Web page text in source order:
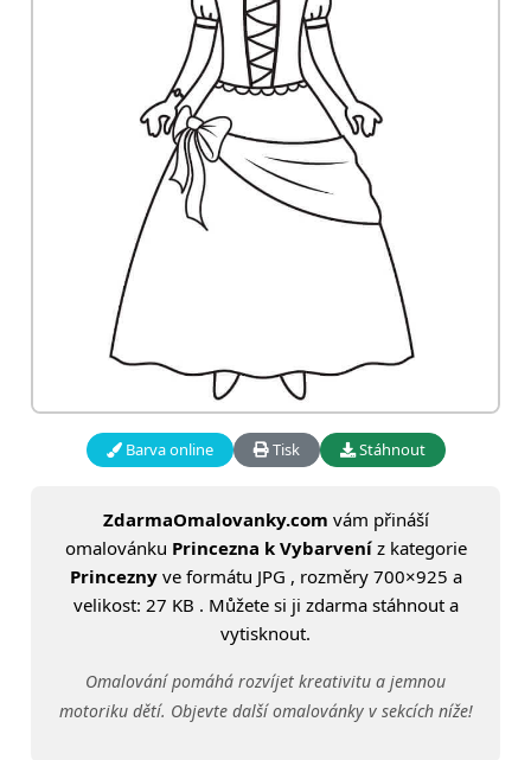
Barva online Tisk Stáhnout
ZdarmaOmalovanky.com vám přináší
omalovánku Princezna k Vybarveníz kategorie
Princeznyve formátu JPG , rozměry 700×925 a
velikost: 27 KB . Můžete si ji zdarma stáhnout a
vytisknout.
Omalování pomáhá rozvíjet kreativitu a jemnou
motoriku dětí. Objevte další omalovánky v sekcích níže!